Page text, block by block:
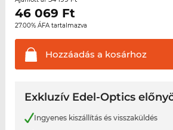
46 069 Ft
27.00% ÁFA tartalmazva
Hozzáadás a kosárhoz
Exkluzív Edel-Optics
Ingyenes kiszállítás és visszaküldés